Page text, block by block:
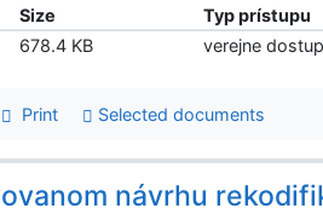
Size
Typ prístupu
678.4 KB verejne
Print Selected documents
návrhu